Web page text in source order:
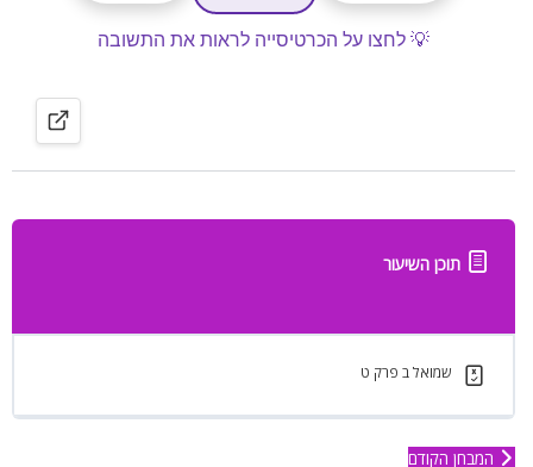
תוכן השיעור
שמואל ב פרק ט
המבחן הקודם